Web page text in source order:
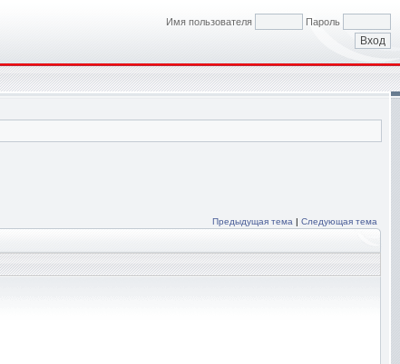
Имя пользователя Пароль
Предыдущая тема | Следующая тема